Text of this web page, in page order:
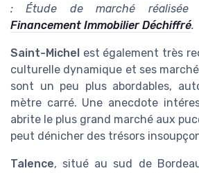
: Étude de marché réalisée
Financement Immobilier Déchiffré.
Saint-Michel est également très
culturelle dynamique et ses
sont un peu plus abordables,
mètre carré. Une anecdote
abrite le plus grand marché aux
peut dénicher des trésors
Talence, situé au sud de